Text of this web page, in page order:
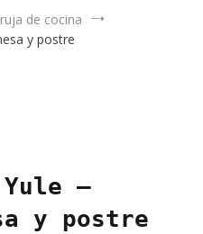
de cocina
y postre
–
y postre